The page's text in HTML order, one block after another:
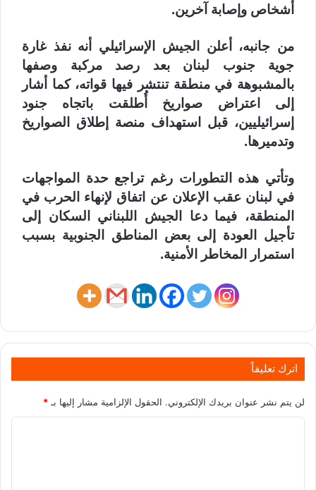
أشخاص وإصابة آخرين.
من جانبه، أعلن الجيش الإسرائيلي أنه نفذ غارة
جوية جنوب لبنان بعد رصد مركبة وصفها
بالمشبوهة في منطقة تنتشر فيها قواته، كما أشار
إلى اعتراض صواريخ أُطلقت باتجاه جنود
إسرائيليين، قبل استهداف منصة إطلاق الصواريخ
وتدميرها.
وتأتي هذه التطورات رغم تراجع حدة المواجهات
في لبنان عقب الإعلان عن اتفاق لإنهاء الحرب في
المنطقة، فيما دعا الجيش اللبناني السكان إلى
تأجيل العودة إلى بعض المناطق الجنوبية بسبب
استمرار المخاطر الأمنية.
اترك تعليقاً
لن يتم نشر عنوان بريدك الإلكتروني. الحقول الإلزامية مشار إليها بـ *